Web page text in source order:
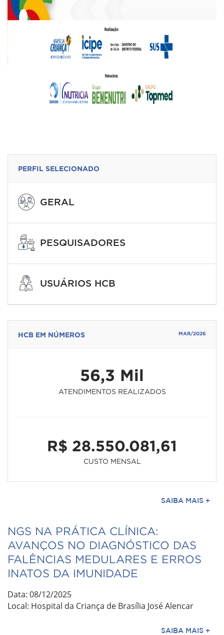
PERFIL SELECIONADO
GERAL
PESQUISADORES
USUÁRIOS HCB
HCB EM NÚMEROS MAR/2026
56,3 Mil
ATENDIMENTOS REALIZADOS
R$ 28.550.081,61
CUSTO MENSAL
SAIBA MAIS +
NGS NA PRÁTICA CLÍNICA:
AVANÇOS NO DIAGNÓSTICO DAS
FALÊNCIAS MEDULARES E ERROS
INATOS DA IMUNIDADE
Data: 08/12/2025
Local: Hospital da Criança de Brasília José Alencar
SAIBA MAIS +